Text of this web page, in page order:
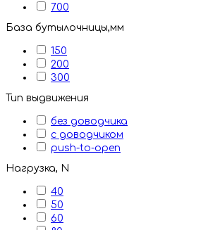
700
База бутылочницы,мм
150
200
300
Тип выдвижения
без доводчика
с доводчиком
push-to-open
Нагрузка, N
40
50
60